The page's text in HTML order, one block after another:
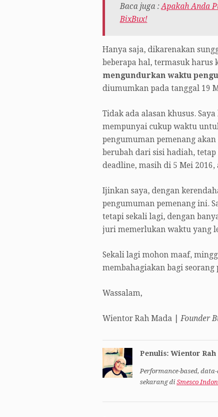
Baca juga :Apakah Anda
BixBux!
Hanya saja, dikarenakan
beberapa hal, termasuk
mengundurkan waktu
diumumkan pada tanggal 19
Tidak ada alasan khusus.
mempunyai cukup waktu
pengumuman pemenang
berubah dari sisi hadiah, tetap
deadline, masih di 5 Mei
Ijinkan saya, dengan
pengumuman pemenang ini.
tetapi sekali lagi, dengan
juri memerlukan waktu yang
Sekali lagi mohon maaf,
membahagiakan bagi seorang
Wassalam,
Wientor Rah Mada |Founder
Penulis: Wientor Rah
Performance-based,
sekarang di Smesco